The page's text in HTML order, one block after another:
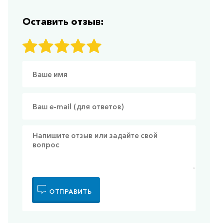
Оставить отзыв:
ОТПРАВИТЬ